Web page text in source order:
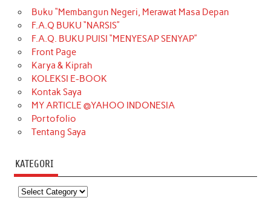
Buku “Membangun Negeri, Merawat Masa Depan
F.A.Q BUKU “NARSIS”
F.A.Q. BUKU PUISI “MENYESAP SENYAP”
Front Page
Karya & Kiprah
KOLEKSI E-BOOK
Kontak Saya
MY ARTICLE @YAHOO INDONESIA
Portofolio
Tentang Saya
KATEGORI
Kategori